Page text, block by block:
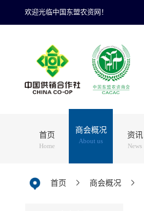
欢迎光临中国东盟农资网！
首页
Home
商会概况
About us
资讯
News
首页 商会概况